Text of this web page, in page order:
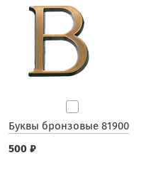
Буквы бронзовые 81900
500 ₽